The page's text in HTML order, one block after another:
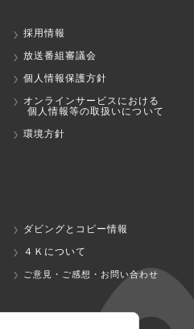
採用情報
放送番組審議会
個人情報保護方針
オンラインサービスにおける
個人情報等の取扱いについて
環境方針
ダビングとコピー情報
４Ｋについて
ご意見・ご感想・お問い合わせ